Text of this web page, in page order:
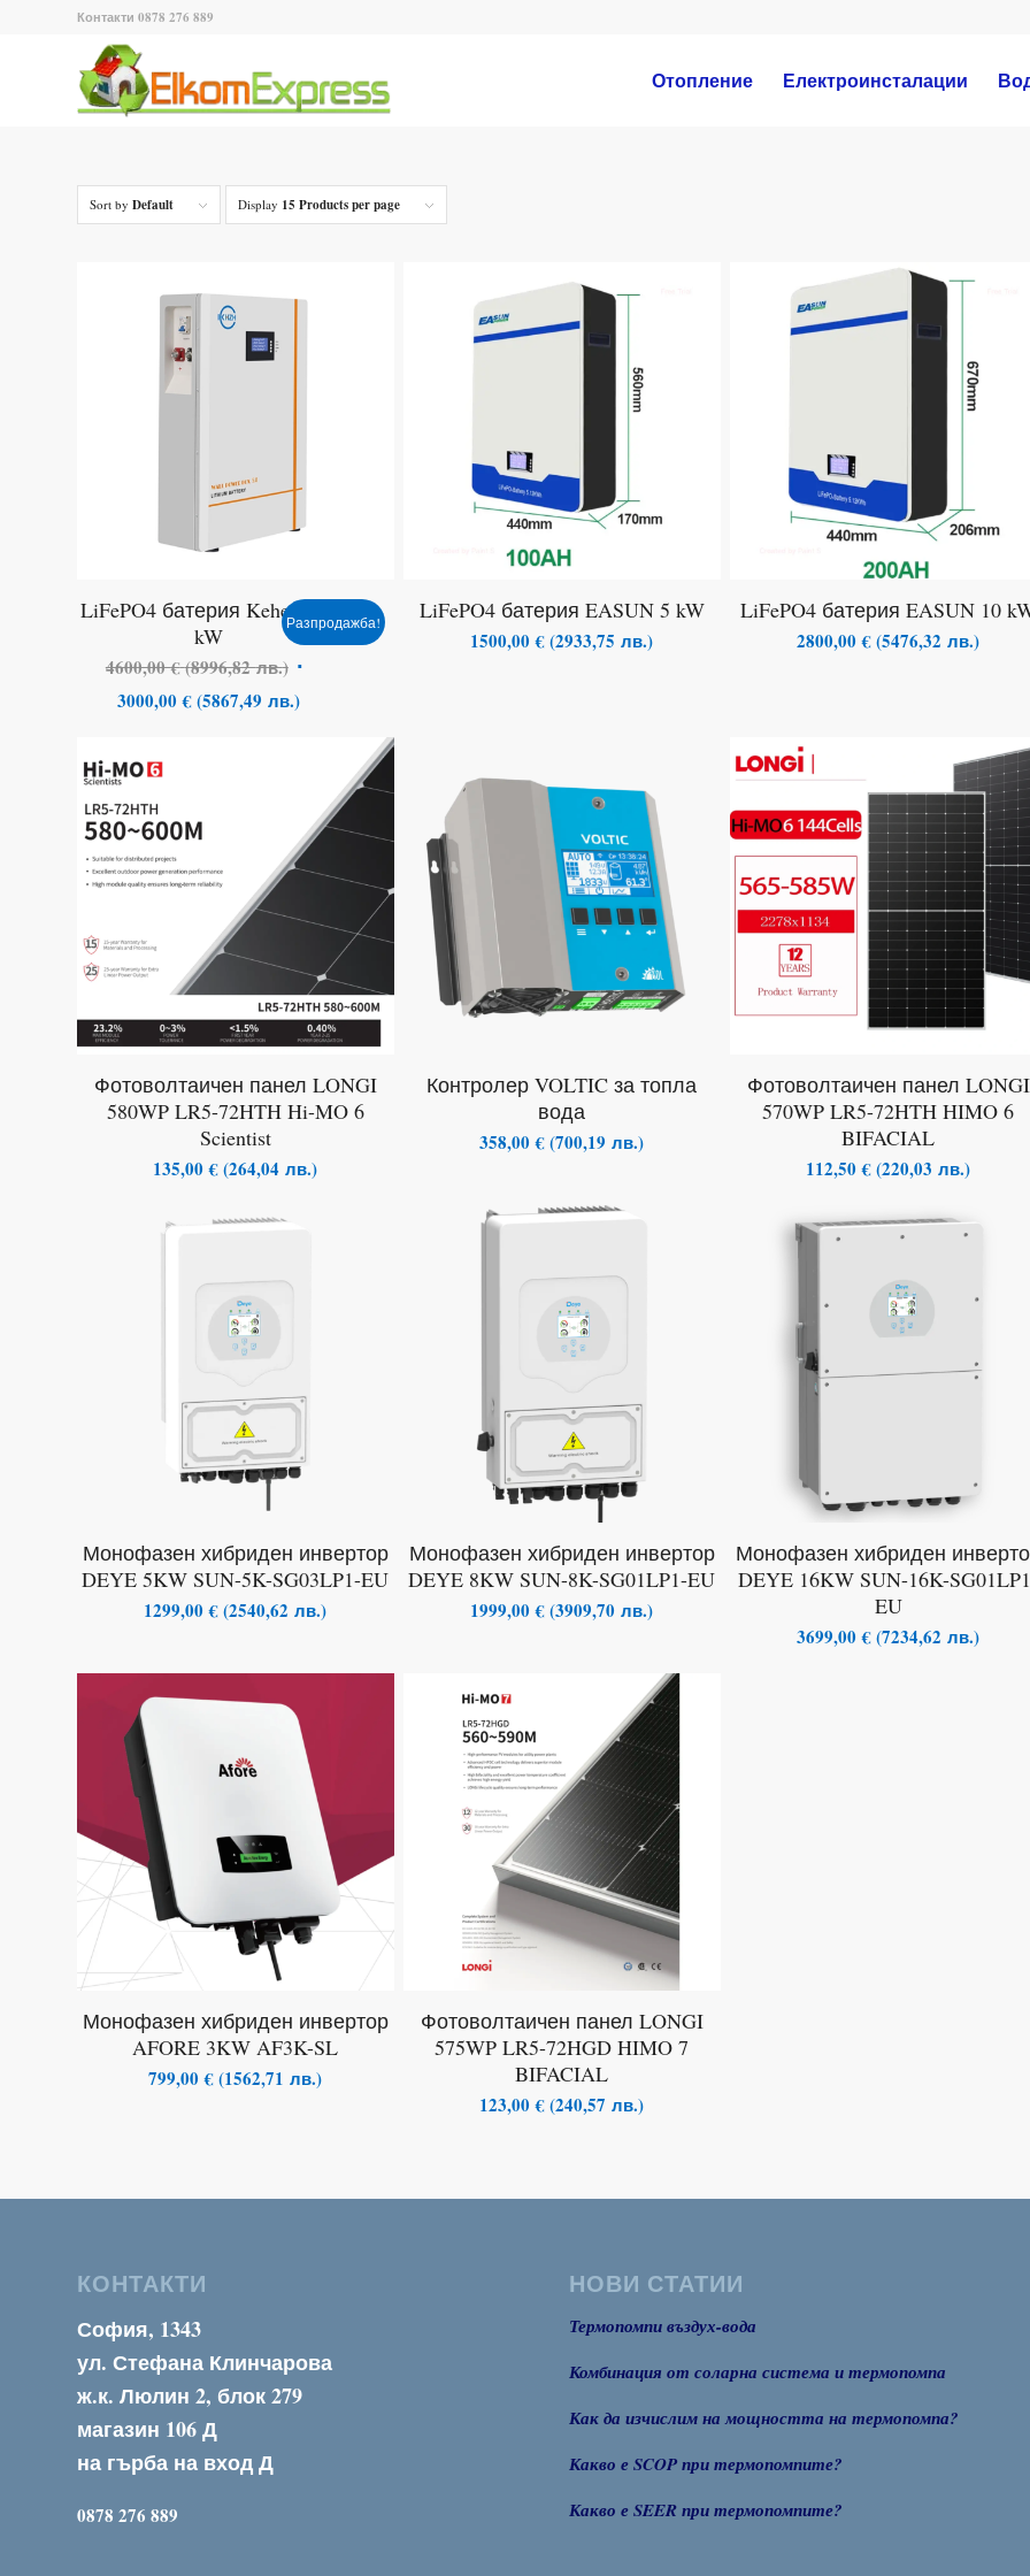
Контакти 0878 276 889
Отопление Електроинсталации
Sort by Default Display 15 Products per page
LiFePO4 батерия Keheng 15
kW
4600,00€(8996,82лв.)
3000,00€(5867,49 лв.)
Разпродажба! LiFePO4 батерия EASUN 5 kW
1500,00€(2933,75лв.)
LiFePO4 батерия EASUN 10
2800,00€(5476,32лв.)
Фотоволтаичен панел LONGI
580WP LR5-72HTH Hi-MO 6
Scientist
135,00€(264,04лв.)
Контролер VOLTIC за топла
вода
358,00€(700,19лв.)
Фотоволтаичен панел LONGI
570WP LR5-72HTH HIMO 6
BIFACIAL
112,50€(220,03лв.)
Монофазен хибриден инвертор
DEYE 5KW SUN-5K-SG03LP1-EU
1299,00€(2540,62лв.)
Монофазен хибриден инвертор
DEYE 8KW SUN-8K-SG01LP1-EU
1999,00€(3909,70лв.)
Монофазен хибриден
DEYE 16KW SUN-16K-
EU
3699,00€(7234,62лв.)
Монофазен хибриден инвертор
AFORE 3KW AF3K-SL
799,00€(1562,71лв.)
Фотоволтаичен панел LONGI
575WP LR5-72HGD HIMO 7
BIFACIAL
123,00€(240,57лв.)
КОНТАКТИ
София, 1343
ул. Стефана Клинчарова
ж.к. Люлин 2, блок 279
магазин 106 Д
на гърба на вход Д
0878 276 889
НОВИ СТАТИИ
Термопомпи въздух-вода
Комбинация от соларна система и термопомпа
Как да изчислим на мощността на термопомпа?
Какво е SCOP при термопомпите?
Какво е SEER при термопомпите?